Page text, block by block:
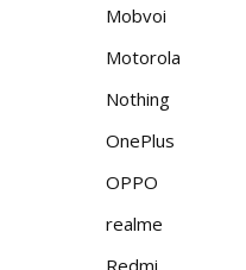
Mobvoi
Motorola
Nothing
OnePlus
OPPO
realme
Redmi